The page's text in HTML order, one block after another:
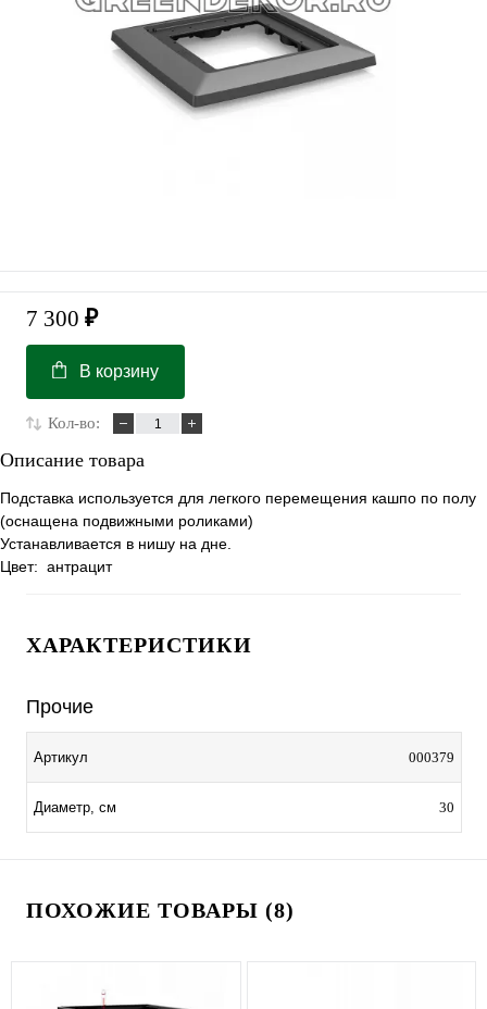
7 300 ₽
В корзину
Кол-во:
Описание товара
Подставка используется для легкого перемещения кашпо по полу
(оснащена подвижными роликами)
Устанавливается в нишу на дне.
Цвет: антрацит
ХАРАКТЕРИСТИКИ
Прочие
Артикул 000379
Диаметр, см 30
ПОХОЖИЕ ТОВАРЫ (8)